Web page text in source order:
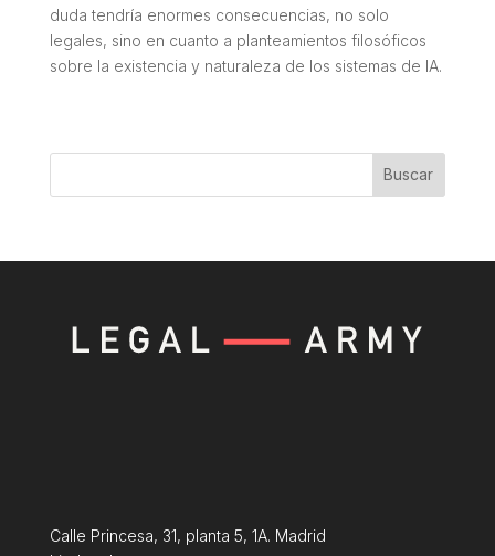
duda tendría enormes consecuencias, no solo
legales, sino en cuanto a planteamientos filosóficos
sobre la existencia y naturaleza de los sistemas de IA.
Buscar
Calle Princesa, 31, planta 5, 1A. Madrid